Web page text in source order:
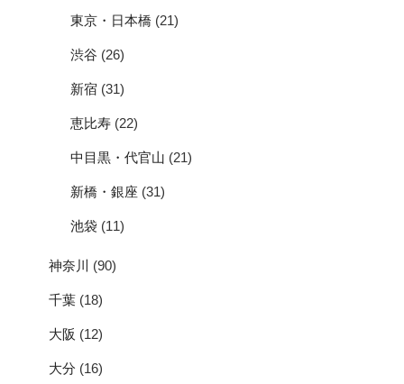
東京・日本橋 (21)
渋谷 (26)
新宿 (31)
恵比寿 (22)
中目黒・代官山 (21)
新橋・銀座 (31)
池袋 (11)
神奈川 (90)
千葉 (18)
大阪 (12)
大分 (16)